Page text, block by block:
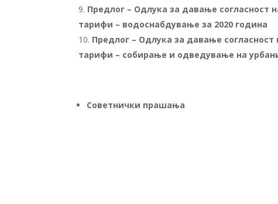
Предлог – Одлука за давање согласност
тарифи – водоснабдување за 2020 година
Предлог – Одлука за давање
тарифи – собирање и одведување на
Советнички прашања